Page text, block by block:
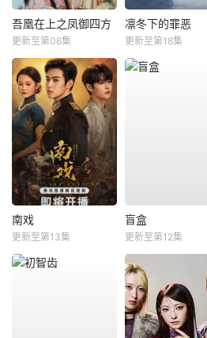
吾凰在上之凤御四方
更新至第06集
凛冬下的罪恶
更新至第18集
南戏
更新至第13集
盲盒
更新至第12集